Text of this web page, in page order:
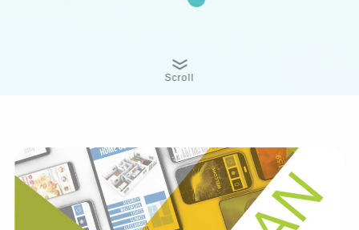
Scroll